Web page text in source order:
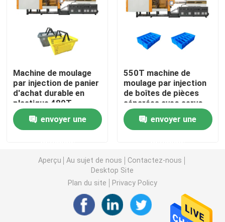
Machine de moulage par injection de haute précision
machine à grande vitesse de moulage par injection
Machine de moulage par injection de moteur servo
Machine de moulage par injection de PVC
Mini Injection Molding Machine
Machine de moulage
par injection de panier
d'achat durable en
plastique 480T
envoyer une
550T machine de
moulage par injection
de boîtes de pièces
séparées avec servo-
moteur
envoyer une
Aperçu Au sujet de nous
Contactez-nous
Desktop Site
Plan du site
Privacy Policy